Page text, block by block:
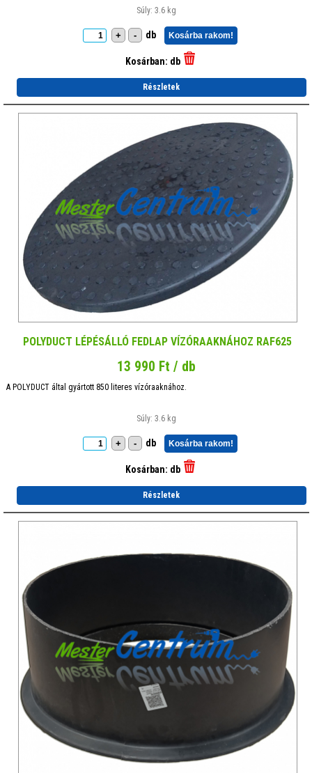
Súly: 3.6 kg
+ - db Kosárba rakom!
Kosárban: db
Részletek
POLYDUCT LÉPÉSÁLLÓ FEDLAP VÍZÓRAAKNÁHOZ RAF625
13 990 Ft / db
A POLYDUCT által gyártott 850 literes vízóraaknához.
Súly: 3.6 kg
+ - db Kosárba rakom!
Kosárban: db
Részletek